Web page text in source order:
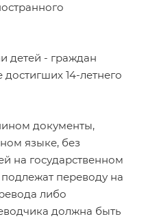
детей - граждан
14-летнего
документы,
языке, без
на государственном
переводу на
либо
должна быть